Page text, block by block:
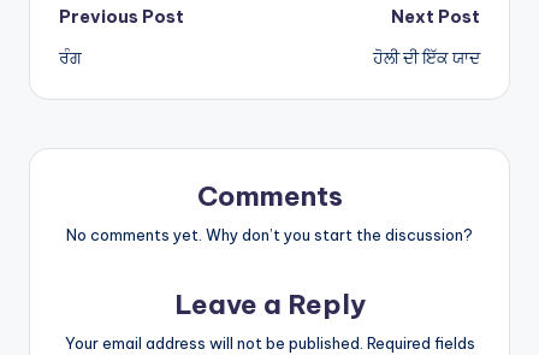
Post
navigation
Previous Post
ਰੰਗ
Next Post
ਹੋਲੀ ਦੀ ਇੱਕ ਯਾਦ
Comments
No comments yet. Why don’t you start the discussion?
Leave a Reply
Your email address will not be published. Required fields